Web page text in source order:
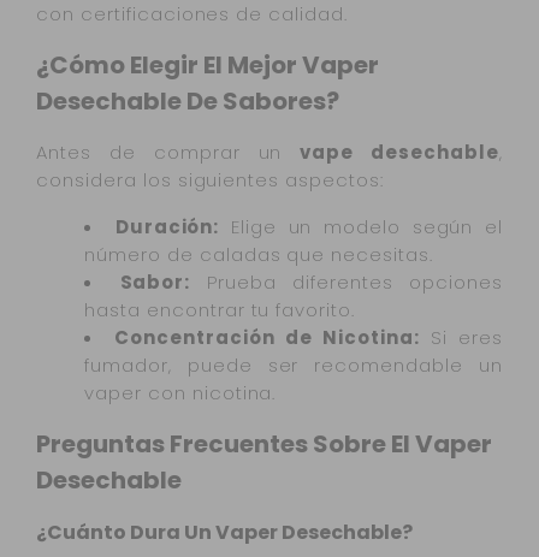
con certificaciones de calidad.
¿Cómo Elegir El Mejor Vaper
Desechable De Sabores?
Antes de comprar unvape desechable,
considera los siguientes aspectos:
Duración: Elige un modelo según el
número de caladas que necesitas.
Sabor: Prueba diferentes opciones
hasta encontrar tu favorito.
Concentración de Nicotina: Si eres
fumador, puede ser recomendable un
vaper con nicotina.
Preguntas Frecuentes Sobre El Vaper
Desechable
¿Cuánto Dura Un Vaper Desechable?